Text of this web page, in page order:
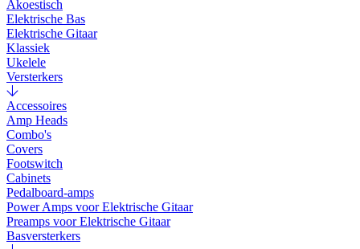
Akoestisch
Elektrische Bas
Elektrische Gitaar
Klassiek
Ukelele
Versterkers
Accessoires
Amp Heads
Combo's
Covers
Footswitch
Cabinets
Pedalboard-amps
Power Amps voor Elektrische Gitaar
Preamps voor Elektrische Gitaar
Basversterkers